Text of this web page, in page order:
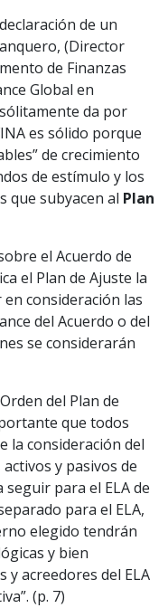
de un
(Director
de Finanzas
Global en
da por
es sólido porque
de crecimiento
de estímulo y los
que subyacen al Plan
el Acuerdo de
el Plan de Ajuste la
consideración las
del Acuerdo o del
se considerarán
del Plan de
que todos
la consideración del
y pasivos de
seguir para el ELA de
para el ELA,
elegido tendrán
y bien
y acreedores del ELA
(p. 7)